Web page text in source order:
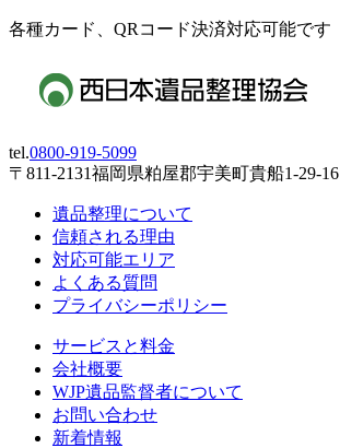
各種カード、QRコード決済対応可能です
tel.0800-919-5099
〒811-2131福岡県粕屋郡宇美町貴船1-29-16
遺品整理について
信頼される理由
対応可能エリア
よくある質問
プライバシーポリシー
サービスと料金
会社概要
WJP遺品監督者について
お問い合わせ
新着情報